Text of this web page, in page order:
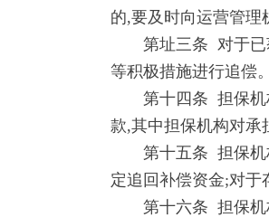
的,要及时向运营管理
第址三条 对于已获
等积极措施进行追偿
第十四条 担保机构
款,其中担保机构对承
第十五条 担保机构
定追回补偿资金;对于
第十六条 担保机构